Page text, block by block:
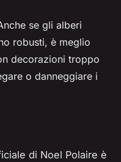
se gli alberi
robusti, è meglio
decorazioni troppo
o danneggiare i
di Noel Polaire è